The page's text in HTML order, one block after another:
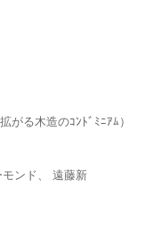
がる木造のｺﾝﾄﾞﾐﾆｱﾑ）
ンド、 遠藤新